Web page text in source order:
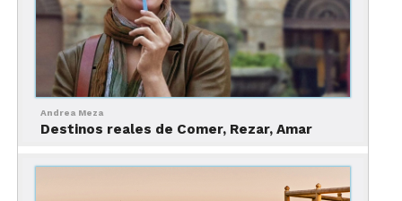
politeísta, cuya filosofía es en verdad fascinante,
sus deidades casi infinitas y su mitología de una
gran riqueza. El viajero experimenta muchos
momentos realmente impresionantes y
sobrecogedores al presenciar sus abundantes
expresiones religiosas.
ARQUITECTURA.
Andrea Meza
Destinos reales de Comer, Rezar, Amar